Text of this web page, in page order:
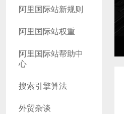
阿里国际站新规则
阿里国际站权重
阿里国际站帮助中
心
搜索引擎算法
外贸杂谈